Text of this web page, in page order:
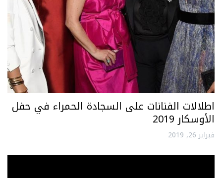
اطلالات الفنانات على السجادة الحمراء في حفل
الأوسكار 2019
فبراير 26, 2019